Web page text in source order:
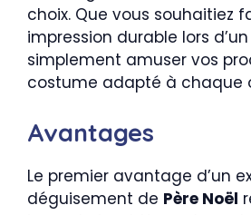
choix. Que vous souhaitiez
impression durable lors
simplement amuser vos
costume adapté à chaque
Avantages
Le premier avantage d’un
déguisement de Père Noël